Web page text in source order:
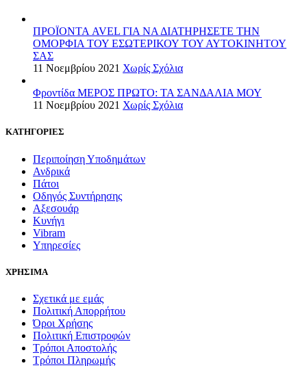
ΠΡΟΪΟΝΤΑ AVEL ΓΙΑ ΝΑ ΔΙΑΤΗΡΗΣΕΤΕ ΤΗΝ
ΟΜΟΡΦΙΑ ΤΟΥ ΕΣΩΤΕΡΙΚΟΥ ΤΟΥ ΑΥΤΟΚΙΝΗΤΟΥ
ΣΑΣ
11 Νοεμβρίου 2021 Χωρίς Σχόλια
Φροντίδα ΜΕΡΟΣ ΠΡΩΤΟ: ΤΑ ΣΑΝΔΑΛΙΑ ΜΟΥ
11 Νοεμβρίου 2021 Χωρίς Σχόλια
ΚΑΤΗΓΟΡΙΕΣ
Περιποίηση Υποδημάτων
Ανδρικά
Πάτοι
Οδηγός Συντήρησης
Αξεσουάρ
Κυνήγι
Vibram
Υπηρεσίες
ΧΡΗΣΙΜΑ
Σχετικά με εμάς
Πολιτική Απορρήτου
Όροι Χρήσης
Πολιτική Επιστροφών
Τρόποι Αποστολής
Τρόποι Πληρωμής